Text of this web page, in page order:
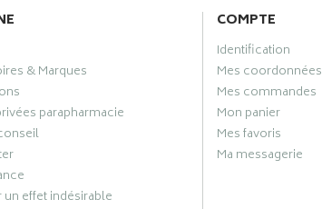
& Marques
parapharmacie
effet indésirable
COMPTE
Identification
Mes coordonnées
Mes commandes
Mon panier
Mes favoris
Ma messagerie